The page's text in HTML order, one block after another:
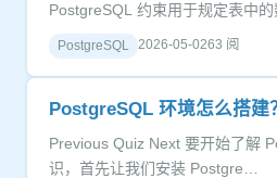
PostgreSQL 约束用于规定表中的
PostgreSQL 2026-05-0263 阅
PostgreSQL 环境怎么搭建
Previous Quiz Next 要开始了解 PostgreSQL 的基础知
识，首先让我们安装 Postgre…